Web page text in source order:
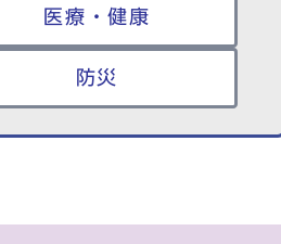
医療・健康
防災